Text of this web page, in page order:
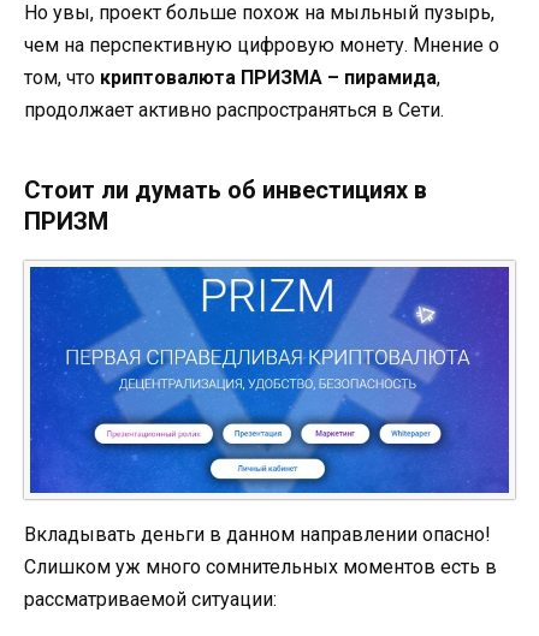
Но увы, проект больше похож на мыльный пузырь,
чем на перспективную цифровую монету. Мнение о
том, что криптовалюта ПРИЗМА – пирамида,
продолжает активно распространяться в Сети.
Стоит ли думать об инвестициях в
ПРИЗМ
Вкладывать деньги в данном направлении опасно!
Слишком уж много сомнительных моментов есть в
рассматриваемой ситуации: